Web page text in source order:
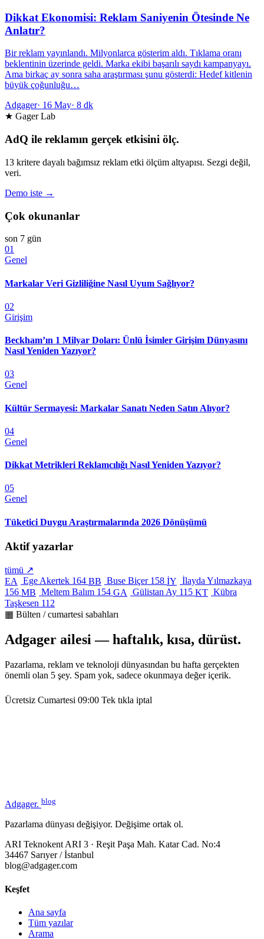
Dikkat Ekonomisi: Reklam Saniyenin Ötesinde Ne
Anlatır?
Bir reklam yayınlandı. Milyonlarca gösterim aldı. Tıklama oranı
beklentinin üzerinde geldi. Marka ekibi başarılı saydı kampanyayı.
Ama birkaç ay sonra saha araştırması şunu gösterdi: Hedef kitlenin
büyük çoğunluğu…
Adgager· 16 May· 8 dk
★ Gager Lab
AdQ ile reklamın gerçek etkisini ölç.
13 kritere dayalı bağımsız reklam etki ölçüm altyapısı. Sezgi değil,
veri.
Demo iste →
Çok okunanlar
son 7 gün
01
Genel
Markalar Veri Gizliliğine Nasıl Uyum Sağlıyor?
02
Girişim
Beckham’ın 1 Milyar Doları: Ünlü İsimler Girişim Dünyasını
Nasıl Yeniden Yazıyor?
03
Genel
Kültür Sermayesi: Markalar Sanatı Neden Satın Alıyor?
04
Genel
Dikkat Metrikleri Reklamcılığı Nasıl Yeniden Yazıyor?
05
Genel
Tüketici Duygu Araştırmalarında 2026 Dönüşümü
Aktif yazarlar
tümü ↗
EA
Ege Akertek 164 BB Buse Biçer 158 İY İlayda Yılmazkaya
156 MB Meltem Balım 154 GA Gülistan Ay 115 KT Kübra
Taşkesen 112
▦ Bülten / cumartesi sabahları
Adgager ailesi — haftalık, kısa, dürüst.
Pazarlama, reklam ve teknoloji dünyasından bu hafta gerçekten
önemli olan 5 şey. Spam yok, sadece okunmaya değer içerik.
Ücretsiz Cumartesi 09:00 Tek tıkla iptal
Adgager. blog
Pazarlama dünyası değişiyor. Değişime ortak ol.
ARI Teknokent ARI 3 · Reşit Paşa Mah. Katar Cad. No:4
34467 Sarıyer / İstanbul
blog@adgager.com
Keşfet
Ana sayfa
Tüm yazılar
Arama